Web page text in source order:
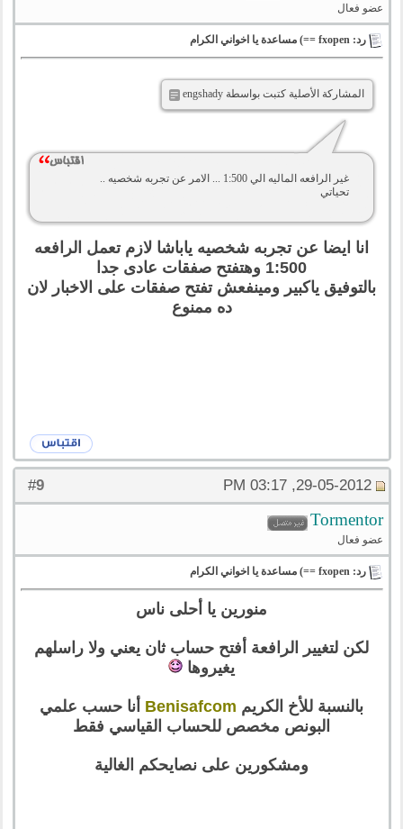
عضو فعال
رد: fxopen ==) مساعدة يا اخواني الكرام
المشاركة الأصلية كتبت بواسطة engshady
غير الرافعه الماليه الي 1:500 ... الامر عن تجربه شخصيه ..
تحياتي
انا ايضا عن تجربه شخصيه ياباشا لازم تعمل الرافعه
1:500 وهتفتح صفقات عادى جدا
بالتوفيق ياكبير ومينفعش تفتح صفقات على الاخبار لان
ده ممنوع
#
9 29-05-2012, 03:17 PM
Tormentor
عضو فعال
رد: fxopen ==) مساعدة يا اخواني الكرام
منورين يا أحلى ناس
لكن لتغيير الرافعة أفتح حساب ثان يعني ولا راسلهم
يغيروها
بالنسبة للأخ الكريم Benisafcom أنا حسب علمي
البونص مخصص للحساب القياسي فقط
ومشكورين على نصايحكم الغالية